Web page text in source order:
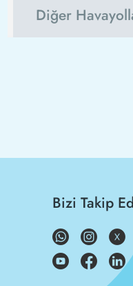
Diğer
Bizi Takip